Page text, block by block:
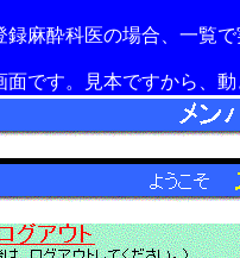
酔科医の場合、一覧で
面です。見本ですから、